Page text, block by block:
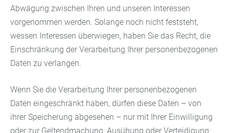
Abwägung zwischen Ihren und unseren Interessen
vorgenommen werden. Solange noch nicht feststeht,
wessen Interessen überwiegen, haben Sie das Recht, die
Einschränkung der Verarbeitung Ihrer personenbezogenen
Daten zu verlangen.
Wenn Sie die Verarbeitung Ihrer personenbezogenen
Daten eingeschränkt haben, dürfen diese Daten – von
ihrer Speicherung abgesehen – nur mit Ihrer Einwilligung
oder zur Geltendmachung, Ausübung oder Verteidigung